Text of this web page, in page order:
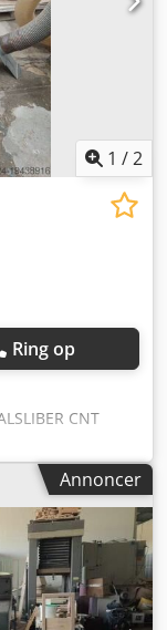
1 /2
Ring op
CNT
- Serie nr.: 17002
og max.
2017 Annoncer